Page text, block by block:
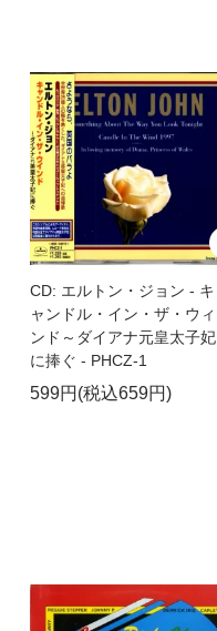
CD: エルトン・ジョン - キ
ャンドル・イン・ザ・ウィ
ンド～ダイアナ元皇太子妃
に捧ぐ - PHCZ-1
599円(税込659円)